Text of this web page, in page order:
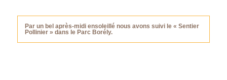
Par un bel après-midi ensoleillé nous avons suivi le « Sentier
Pollinier » dans le Parc Borély.